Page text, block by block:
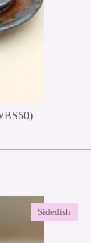
Sidedish